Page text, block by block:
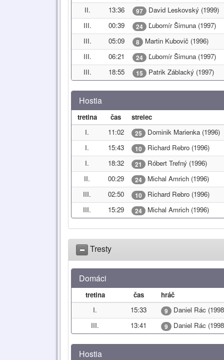
II.
13:36 97
David Leskovský (1999)
III.
00:39 24
Ľubomír Šimuna (1997)
III.
05:09 8
Martin Kubovič (1996)
III.
06:21 24
Ľubomír Šimuna (1997)
III.
18:55 15 Patrik Záblacký (1997)
Hostia
tretina čas
strelec
I.
11:02 25
Dominik Marienka (1996)
I.
15:43 10
Richard Rebro (1996)
I.
18:32 21
Róbert Trefný (1996)
II.
00:29 24
Michal Amrich (1996)
III.
02:50 10
Richard Rebro (1996)
III.
15:29 24 Michal Amrich (1996)
Tresty
Domáci
tretina čas
hráč
I.
15:33 9
Daniel Rác
III.
13:41 9 Daniel Rác
Hostia